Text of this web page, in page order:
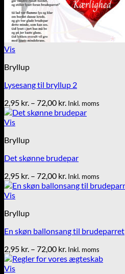
Vis
Bryllup
Lysesang til bryllup 2
2,95 kr. – 72,00 kr. Prisinterval:
2,95 kr.
Inkl. moms
Vis
Bryllup
Det skønne brudepar
2,95 kr. – 72,00 kr. Prisinterval:
2,95 kr.
Inkl. moms
Vis
Bryllup
En skøn ballonsang til brudeparret
2,95 kr. – 72,00 kr. Prisinterval:
2,95 kr.
Inkl. moms
Vis